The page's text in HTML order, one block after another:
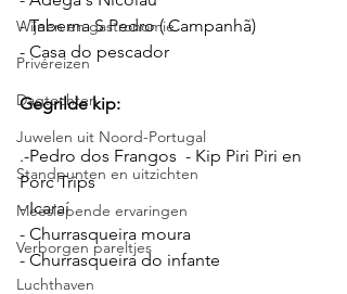
Wijnen en gastronomie
Privéreizen
Dagtochten
Juwelen uit Noord-Portugal
Standpunten en uitzichten
Meeslepende ervaringen
Verborgen pareltjes
Luchthaven
- Taberna S Pedro ( Campanhã)
- Casa do pescador
Gegrilde kip:
.-Pedro dos Frangos  - Kip Piri Piri en
Porc Trips
- Icaraí
- Churrasqueira moura
- Churrasqueira do infante